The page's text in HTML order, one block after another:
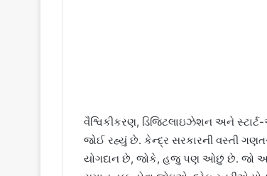
વૈશ્વિકીકરણ, ડિજિટલાઇઝેશન અને
જોઈ રહ્યું છે. કેન્દ્ર સરકારની વસ્તી
યોગદાન છે, જોકે, હજુ પણ ઓછું છે. જો